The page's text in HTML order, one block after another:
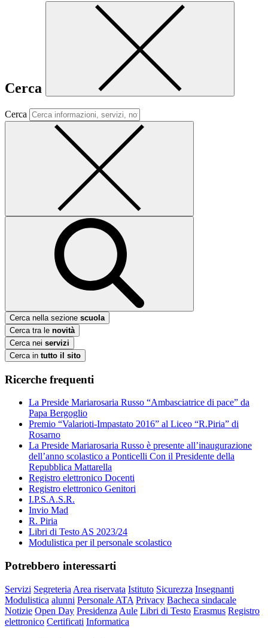
Cerca
Cerca
Cerca nella sezione scuola
Cerca tra le novità
Cerca nei servizi
Cerca in tutto il sito
Ricerche frequenti
La Preside Mariarosaria Russo “Ambasciatrice di pace” da
Papa Bergoglio
Premio “Valarioti-Impastato 2016” al Liceo “R.Piria” di
Rosarno
La Preside Mariarosaria Russo è presente all’inaugurazione
dell’anno scolastico a Ponticelli Con il Presidente della
Repubblica Mattarella
Registro elettronico Docenti
Registro elettronico Genitori
I.P.S.A.S.R.
Invio Mad
R. Piria
Libri di Testo AS 2023/24
Modulistica per il personale scolastico
Potrebbero interessarti
Servizi Segreteria Area riservata Istituto Sicurezza Insegnanti
Modulistica alunni Personale ATA Privacy Bacheca sindacale
Notizie Open Day Presidenza Aule Libri di Testo Erasmus Registro
elettronico Certificati Informatica